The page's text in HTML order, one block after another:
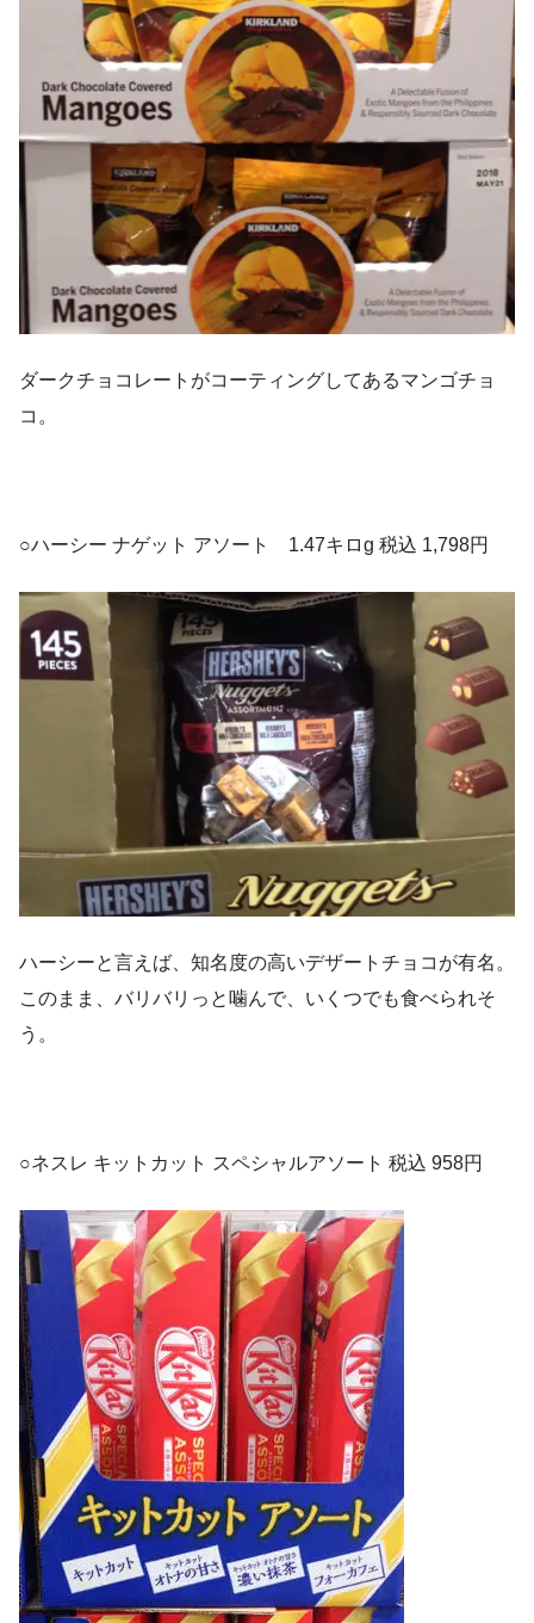
ダークチョコレートがコーティングしてあるマンゴチョ
コ。
○ハーシー ナゲット アソート 1.47キロg 税込 1,798円
ハーシーと言えば、知名度の高いデザートチョコが有名。
このまま、バリバリっと噛んで、いくつでも食べられそ
う。
○ネスレ キットカット スペシャルアソート 税込 958円